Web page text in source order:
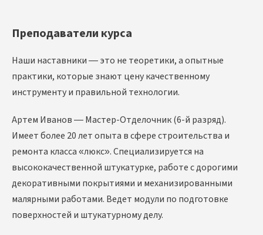
Преподаватели курса
Наши наставники — это не теоретики, а опытные
практики, которые знают цену качественному
инструменту и правильной технологии.
Артем Иванов — Мастер-Отделочник (6-й разряд).
Имеет более 20 лет опыта в сфере строительства и
ремонта класса «люкс». Специализируется на
высококачественной штукатурке, работе с дорогими
декоративными покрытиями и механизированными
малярными работами. Ведет модули по подготовке
поверхностей и штукатурному делу.